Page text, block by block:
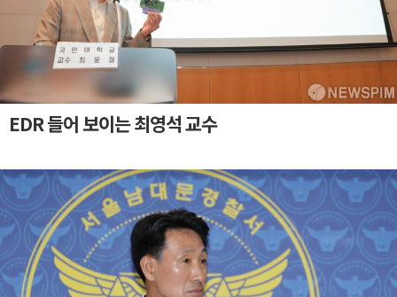
EDR 들어 보이는 최영석 교수